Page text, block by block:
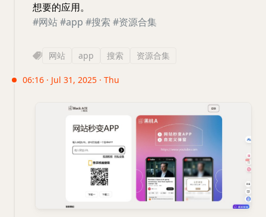
想要的应用。
#网站#app #搜索 #资源合集
网站 app 搜索 资源合集
06:16 · Jul 31, 2025 · Thu